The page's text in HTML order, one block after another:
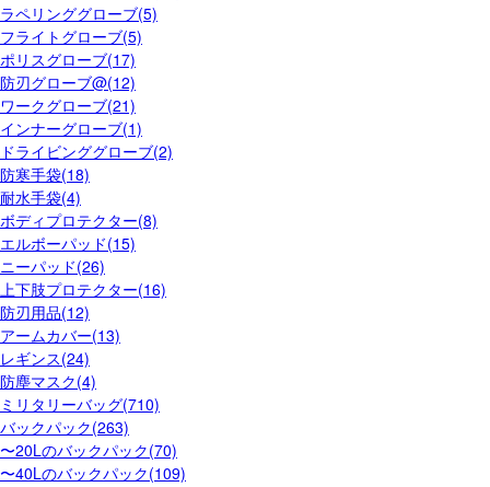
ラペリンググローブ(5)
フライトグローブ(5)
ポリスグローブ(17)
防刃グローブ@(12)
ワークグローブ(21)
インナーグローブ(1)
ドライビンググローブ(2)
防寒手袋(18)
耐水手袋(4)
ボディプロテクター(8)
エルボーパッド(15)
ニーパッド(26)
上下肢プロテクター(16)
防刃用品(12)
アームカバー(13)
レギンス(24)
防塵マスク(4)
ミリタリーバッグ(710)
バックパック(263)
〜20Lのバックパック(70)
〜40Lのバックパック(109)